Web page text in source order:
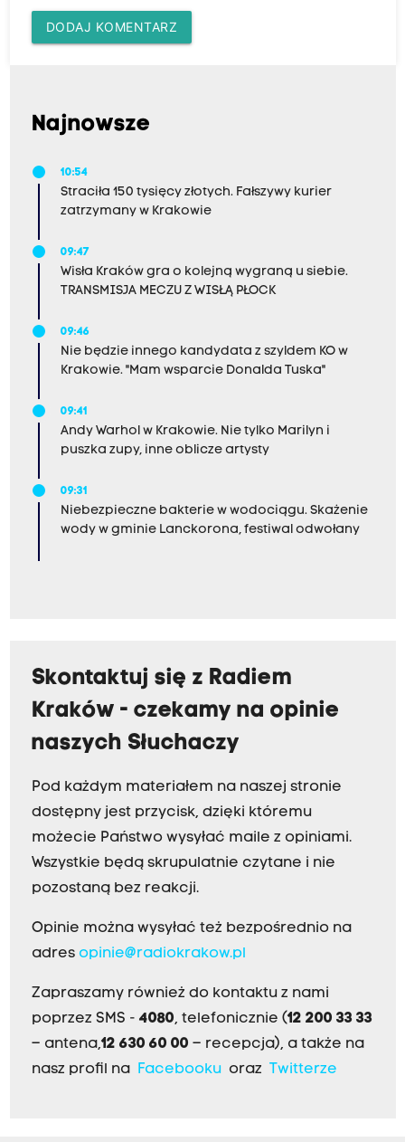
DODAJ KOMENTARZ
Najnowsze
10:54
Straciła 150 tysięcy złotych. Fałszywy kurier
zatrzymany w Krakowie
09:47
Wisła Kraków gra o kolejną wygraną u siebie.
TRANSMISJA MECZU Z WISŁĄ PŁOCK
09:46
Nie będzie innego kandydata z szyldem KO w
Krakowie. "Mam wsparcie Donalda Tuska"
09:41
Andy Warhol w Krakowie. Nie tylko Marilyn i
puszka zupy, inne oblicze artysty
09:31
Niebezpieczne bakterie w wodociągu. Skażenie
wody w gminie Lanckorona, festiwal odwołany
Skontaktuj się z Radiem
Kraków - czekamy na opinie
naszych Słuchaczy
Pod każdym materiałem na naszej stronie
dostępny jest przycisk, dzięki któremu
możecie Państwo wysyłać maile z opiniami.
Wszystkie będą skrupulatnie czytane i nie
pozostaną bez reakcji.
Opinie można wysyłać też bezpośrednio na
adres opinie@radiokrakow.pl
Zapraszamy również do kontaktu z nami
poprzez SMS - 4080, telefonicznie (12 200 33 33
– antena,12 630 60 00 – recepcja), a także na
nasz profil na Facebookuoraz Twitterze